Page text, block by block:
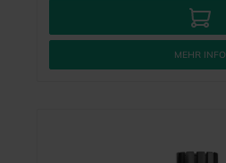
MEHR INFO